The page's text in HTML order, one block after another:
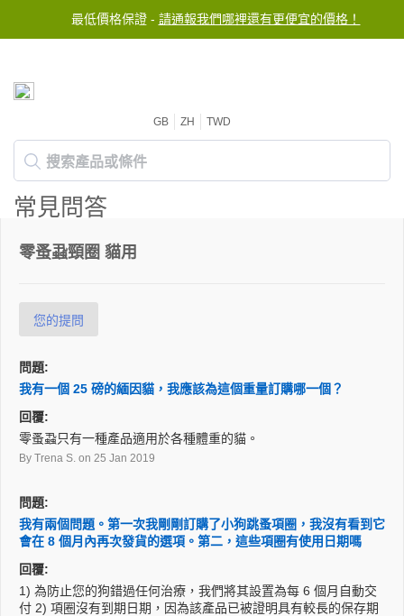
最低價格保證 - 請通報我們哪裡還有更便宜的價格！
GB ZH TWD
常見問答
零蚤蝨頸圈 貓用
您的提問
問題:
我有一個 25 磅的緬因貓，我應該為這個重量訂購哪一個？
回覆:
零蚤蝨只有一種產品適用於各種體重的貓。
By Trena S. on 25 Jan 2019
問題:
我有兩個問題。第一次我剛剛訂購了小狗跳蚤項圈，我沒有看到它
會在 8 個月內再次發貨的選項。第二，這些項圈有使用日期嗎
回覆:
1) 為防止您的狗錯過任何治療，我們將其設置為每 6 個月自動交
付 2) 項圈沒有到期日期，因為該產品已被證明具有較長的保存期